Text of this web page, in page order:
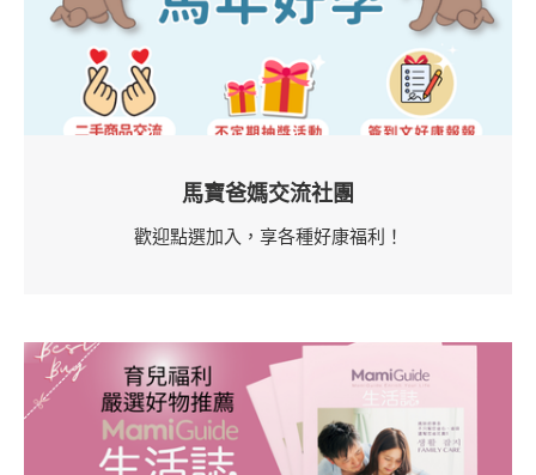
馬寶爸媽交流社團
歡迎點選加入，享各種好康福利！